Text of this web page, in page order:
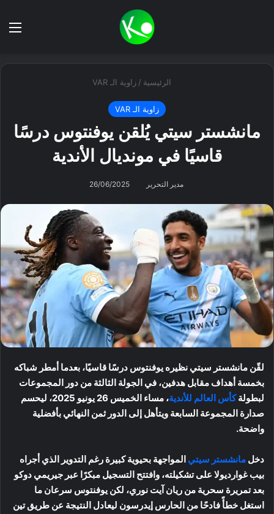
الرئيسية / زاوية الـ VAR
زاوية الـ VAR
مانشستر سيتي يُلقن يوفنتوس درسًا
قاسيًا في مونديال الأندية
مدير التحرير 26/06/2025
لقّن مانشستر سيتي نظيره يوفنتوس درسًا قاسيًا، بعدما أمطر شباكه
بخمسة أهداف مقابل هدفين، في الجولة الثالثة من دور المجموعات
لبطولةكأس العالم للأندية
، مساء الخميس 26 يونيو 2025، ليحسم
صدارة المجموعة السابعة ويتأهل إلى الدور ثمن النهائي بأفضلية
واضحة.
دخل مانشستر سيتي المواجهة بحيوية كبيرة رغم التدوير الذي أجراه
بيب غوارديولا على تشكيلته، وافتتح التسجيل مبكرًا عبر جيريمي دوكو
بعد تمريرة سحرية من ريان آيت نوري، لكن يوفنتوس سرعان ما
استغل خطأً فادحًا من الحارس إيدرسون ليعادل النتيجة عن طريق تين